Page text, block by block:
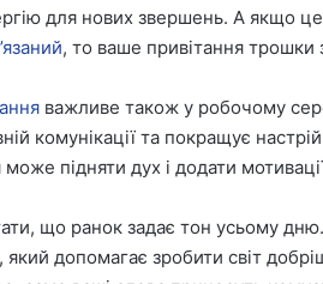
для нових звершень. А якщо
, то ваше привітання трошки
важливе також у робочому
комунікації та покращує
підняти дух і додати
що ранок задає тон усьому
допомагає зробити світ